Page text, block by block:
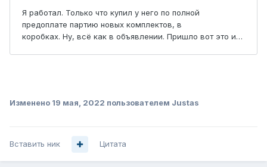
Изменено 19 мая, 2022 пользователем Justas
Вставить ник Цитата